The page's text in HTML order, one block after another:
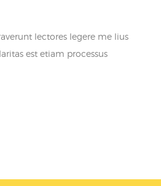
lectores legere me lius
est etiam processus